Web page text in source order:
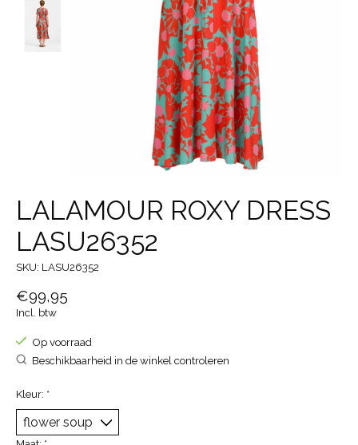
LALAMOUR ROXY DRESS
LASU26352
SKU: LASU26352
€99,95
Incl. btw
Op voorraad
Beschikbaarheid in de winkel controleren
Kleur: *